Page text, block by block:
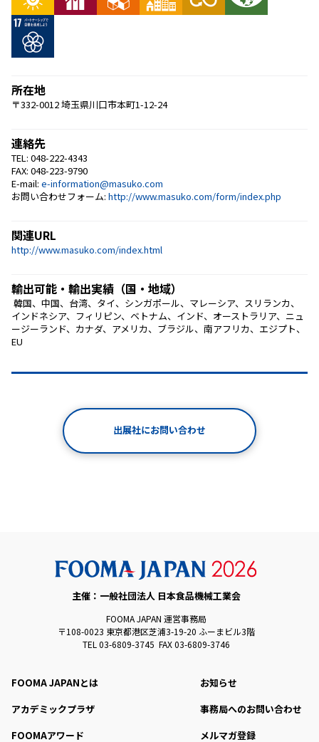
所在地
〒332-0012 埼玉県川口市本町1-12-24
連絡先
TEL: 048-222-4343
FAX: 048-223-9790
E-mail: e-information@masuko.com
お問い合わせフォーム: http://www.masuko.com/form/index.php
関連URL
http://www.masuko.com/index.html
輸出可能・輸出実績（国・地域）
インドネシア、フィリピン、ベトナム、インド、オーストラリア、ニュ
ージーランド、カナダ、アメリカ、ブラジル、南アフリカ、エジプト、
EU
出展社にお問い合わせ
主催：一般社団法人 日本食品機械工業会
FOOMA JAPAN 運営事務局
〒108-0023 東京都港区芝浦3-19-20 ふーまビル3階
TEL 03-6809-3745 FAX 03-6809-3746
FOOMA JAPANとは
アカデミックプラザ
FOOMAアワード
お知らせ
事務局へのお問い合わせ
メルマガ登録